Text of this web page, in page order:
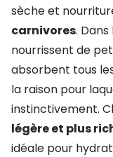
sèche et
carnivores.
nourrissent de
absorbent tous
la raison pour
instinctivement.
légère et plus
idéale pour